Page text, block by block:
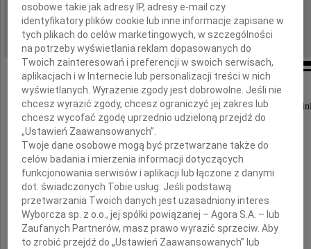
REGION: Lublin
DATA EMISJI: 10.11.2016
Rektor i Senat
Uniwersytetu Marii Curie-Skłodowskiej w
z głębokim żalem zawiadamiają, że zmarł
prof. dr hab.
osobowe takie jak adresy IP, adresy e-mail czy
identyfikatory plików cookie lub inne informacje zapisane w
tych plikach do celów marketingowych, w szczególności
na potrzeby wyświetlania reklam dopasowanych do
Twoich zainteresowań i preferencji w swoich serwisach,
aplikacjach i w Internecie lub personalizacji treści w nich
wyświetlanych. Wyrażenie zgody jest dobrowolne. Jeśli nie
chcesz wyrazić zgody, chcesz ograniczyć jej zakres lub
chcesz wycofać zgodę uprzednio udzieloną przejdź do
„Ustawień Zaawansowanych”.
Twoje dane osobowe mogą być przetwarzane także do
celów badania i mierzenia informacji dotyczących
funkcjonowania serwisów i aplikacji lub łączone z danymi
dot. świadczonych Tobie usług. Jeśli podstawą
przetwarzania Twoich danych jest uzasadniony interes
Wyborcza sp. z o.o., jej spółki powiązanej – Agora S.A. – lub
Zaufanych Partnerów, masz prawo wyrazić sprzeciw. Aby
to zrobić przejdź do „Ustawień Zaawansowanych” lub